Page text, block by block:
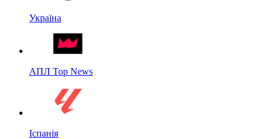
Україна
АПЛ Top News
Іспанія